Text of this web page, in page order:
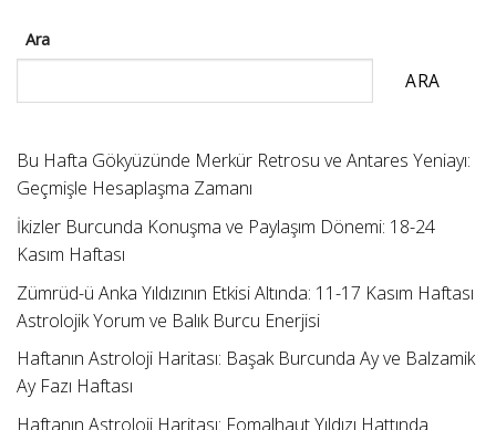
Ara
ARA
Bu Hafta Gökyüzünde Merkür Retrosu ve Antares Yeniayı:
Geçmişle Hesaplaşma Zamanı
İkizler Burcunda Konuşma ve Paylaşım Dönemi: 18-24
Kasım Haftası
Zümrüd-ü Anka Yıldızının Etkisi Altında: 11-17 Kasım Haftası
Astrolojik Yorum ve Balık Burcu Enerjisi
Haftanın Astroloji Haritası: Başak Burcunda Ay ve Balzamik
Ay Fazı Haftası
Haftanın Astroloji Haritası: Fomalhaut Yıldızı Hattında